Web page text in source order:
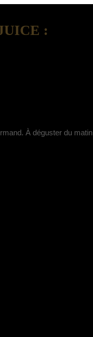
:
À déguster du